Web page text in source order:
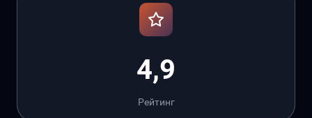
4,9
Рейтинг